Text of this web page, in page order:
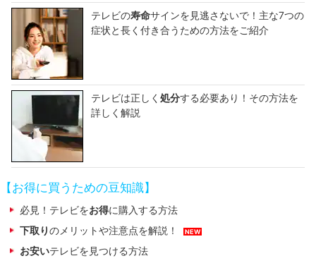
テレビの寿命サインを見逃さないで！主な7つの
症状と長く付き合うための方法をご紹介
テレビは正しく処分する必要あり！その方法を
詳しく解説
【お得に買うための豆知識】
必見！テレビをお得に購入する方法
下取りのメリットや注意点を解説！ NEW
お安いテレビを見つける方法